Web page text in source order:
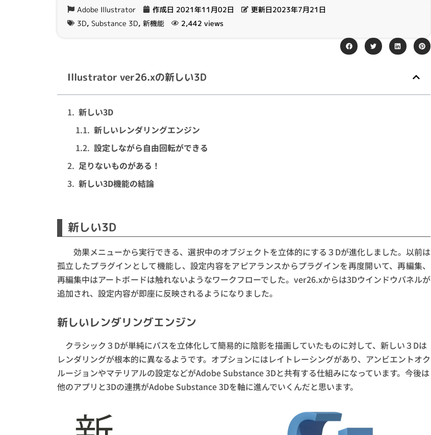
Adobe Illustrator 作成日 2021年11月02日
更新日2023年7月21日
3D, Substance 3D, 新機能 2,442 views
Illustrator ver26.xの新しい3D
新しい3D
新しいレンダリングエンジン
設定しながら自由回転ができる
足りないものがある！
新しい3D機能の結論
新しい3D
効果メニューから実行できる、選択中のオブジェクトを立体的にする３Dが進化しました。以前は
孤立したプラグインとして機能し、設定内容をアピアランスからプラグインを再度開いて、再編集、
再編集中はアートボードは触れないようなワークフローでした。ver26.xからは3Dウインドウパネルが
追加され、設定内容が即座に反映されるようになりました。
新しいレンダリングエンジン
クラシック３Dが単純にパスを立体化して簡易的に陰影を描画していたものに対して、新しい３Dは
レンダリングが根本的に異なるようです。オプションにはレイトレーシングがあり、アンビエントオク
ルージョンやマテリアルの設定などがAdobe Substance 3Dと共有する仕組みになっています。今後は
他のアプリと3Dの連携がAdobe Substance 3Dを軸に進んでいくんだと思います。